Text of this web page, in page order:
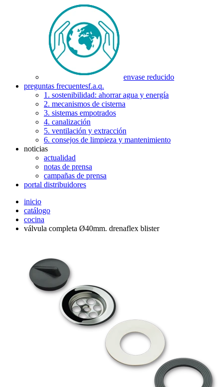
envase reducido
preguntas frecuentesf.a.q.
1. sostenibilidad: ahorrar agua y energía
2. mecanismos de cisterna
3. sistemas empotrados
4. canalización
5. ventilación y extracción
6. consejos de limpieza y mantenimiento
noticias
actualidad
notas de prensa
campañas de prensa
portal distribuidores
inicio
catálogo
cocina
válvula completa Ø40mm. drenaflex blister